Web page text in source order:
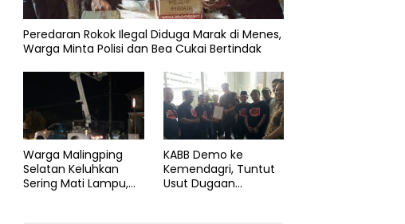
Peredaran Rokok Ilegal Diduga Marak di Menes,
Warga Minta Polisi dan Bea Cukai Bertindak
Warga Malingping
Selatan Keluhkan
Sering Mati Lampu,
KABB Demo ke
Kemendagri, Tuntut
Usut Dugaan